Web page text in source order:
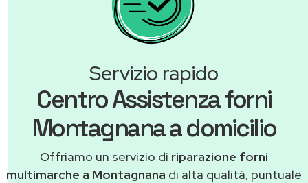
Servizio rapido
Centro Assistenza forni
Montagnana a domicilio
Offriamo un servizio di riparazione forni
multimarche a Montagnana di alta qualità, puntuale